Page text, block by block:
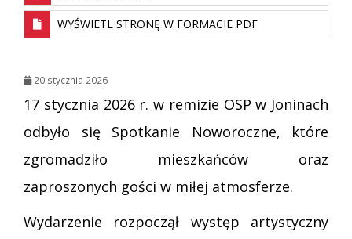
WYŚWIETL STRONĘ W FORMACIE PDF
20 stycznia 2026
17 stycznia 2026 r. w remizie OSP w Joninach
odbyło się Spotkanie Noworoczne, które
zgromadziło mieszkańców oraz
zaproszonych gości w miłej atmosferze.
Wydarzenie rozpoczął występ artystyczny